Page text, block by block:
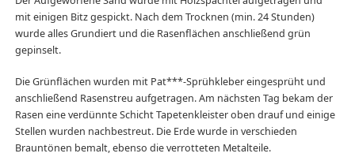
mit einigen Bitz gespickt. Nach dem Trocknen (min. 24 Stunden)
wurde alles Grundiert und die Rasenflächen anschließend grün
gepinselt.
Die Grünflächen wurden mit Pat***-Sprühkleber eingesprüht und
anschließend Rasenstreu aufgetragen. Am nächsten Tag bekam der
Rasen eine verdünnte Schicht Tapetenkleister oben drauf und einige
Stellen wurden nachbestreut. Die Erde wurde in verschieden
Brauntönen bemalt, ebenso die verrotteten Metalteile.